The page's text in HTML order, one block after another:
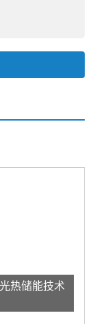
热储能技术